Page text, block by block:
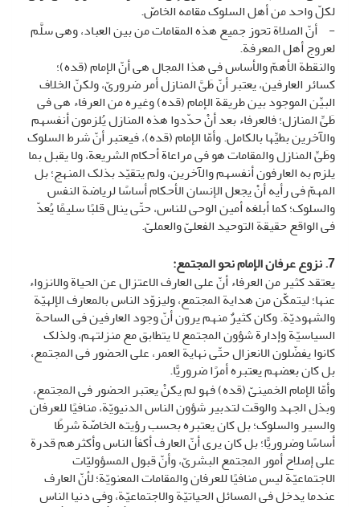
لکلّ واحد من أهل السلوک مقامه الخاصّ.
- أنّ الصلاة تحوز جمیع هذه المقامات من بین العباد، وهی سلَّم
لعروج أهل المعرفة.
والنقطة الأهمّ والأساس فی هذا المجال هی أنّ الإمام (قده)؛
کسائر العارفین، یعتبر أنّ طَیَّ المنازل أمر ضروریّ، ولکنّ الخلاف
البیِّن الموجود بین طریقة الإمام (قده) وغیره من العرفاء هی فی
طَیِّ المنازل؛ فالعرفاء بعد أنْ حدّدوا هذه المنازل یُلزمون أنفسهم
والآخرین بطیِّها بالکامل. وأمّا الإمام (قده)، فیعتبر أنّ شرط السلوک
وطَیِّ المنازل والمقامات هو فی مراعاة أحکام الشریعة، ولا یقبل بما
یلزم به العارفون أنفسهم والآخرین، ولم یتقیّد بذلک المنهج؛ بل
المهمّ فی رأیه أنْ یجعل الإنسان الأحکام أساسًا لریاضة النفس
والسلوک؛ کما أبلغه أمین الوحی للناس، حتّى ینال قلبًا سلیمًا یُعدّ
فی الواقع حقیقة التوحید الفعلیّ والعملیّ.
7. نزوع عرفان الإمام نحو المجتمع
:
یعتقد کثیر من العرفاء أنّ على العارف الاعتزال عن الحیاة والانزواء
عنها؛ لیتمکّن من هدایة المجتمع، ولیزوّد الناس بالمعارف الإلهیّة
والشهودیّة. وکان کثیرٌ منهم یرون أنّ وجود العارفین فی الساحة
السیاسیّة وإدارة شؤون المجتمع لا یتطابق مع منزلتهم، ولذلک
کانوا یفضّلون الانعزال حتّى نهایة العمر، على الحضور فی المجتمع،
بل کان بعضهم یعتبره أمرًا ضروریًّا.
وأمّا الإمام الخمینیّ (قده) فهو لم یکنْ یعتبر الحضور فی المجتمع،
وبذل الجهد والوقت لتدبیر شؤون الناس الدنیویّة، منافیًا للعرفان
والسیر والسلوک؛ بل کان یعتبره بحسب رؤیته الخاصّة شرطًا
أساسًا وضروریًّا؛ بل کان یرى أنّ العارف أکفأ الناس وأکثرهم قدرة
على إصلاح أمور المجتمع البشریّ، وأنّ قبول المسؤولیّات
الاجتماعیّة لیس منافیًا للعرفان والمقامات المعنویّة؛ لأنّ العارف
عندما یدخل فی المسائل الحیاتیّة والاجتماعیّة، وفی دنیا الناس